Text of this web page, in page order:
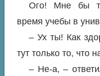
Ого! Мне бы
время учебы в
– Ух ты! Как
тут только то, что
– Не-а, –